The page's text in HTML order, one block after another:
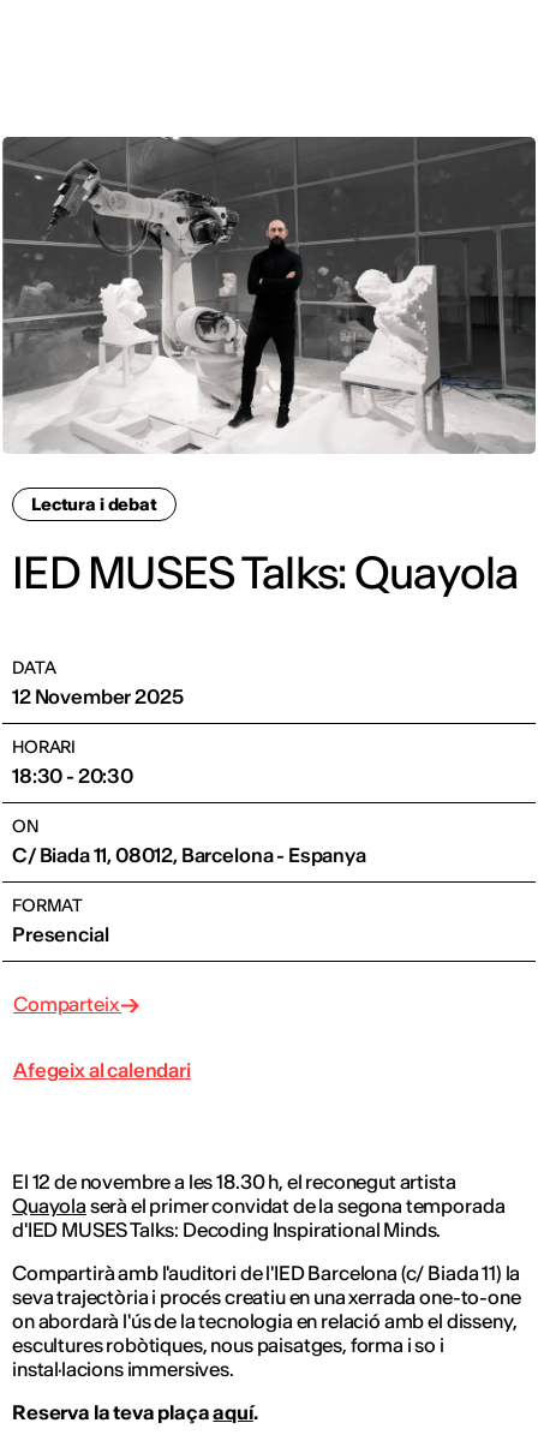
Lectura i debat
IED MUSES Talks: Quayola
DATA
12 November 2025
HORARI
18:30 - 20:30
ON
C/ Biada 11, 08012, Barcelona - Espanya
FORMAT
Presencial
Comparteix
Afegeix al calendari
El 12 de novembre a les 18.30 h, el reconegut artista
Quayola serà el primer convidat de la segona temporada
d'IED MUSES Talks: Decoding Inspirational Minds.
Compartirà amb l'auditori de l'IED Barcelona (c/ Biada 11) la
seva trajectòria i procés creatiu en una xerrada one-to-one
on abordarà l'ús de la tecnologia en relació amb el disseny,
escultures robòtiques, nous paisatges, forma i so i
instal·lacions immersives.
Reserva la teva plaçaaquí.